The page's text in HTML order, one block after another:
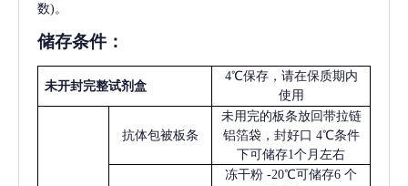
数)。
储存条件：
未开封完整试剂盒
4℃保存，请在保质期内
使用
抗体包被板条
未用完的板条放回带拉链
铝箔袋，封好口 4℃条件
下可储存1个月左右
冻干粉 -20℃可储存6 个